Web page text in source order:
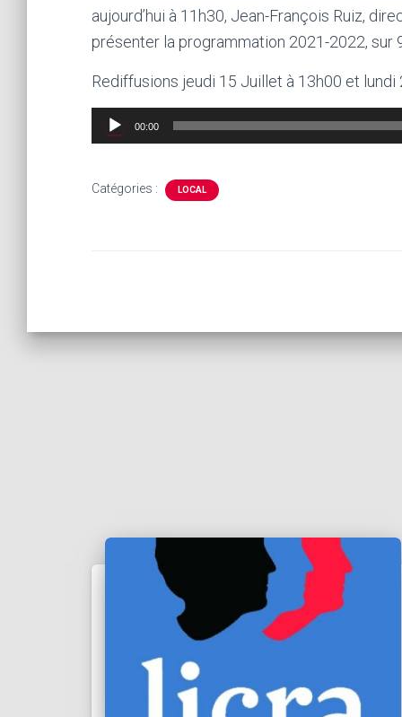
aujourd’hui à 11h30, Jean-François Ruiz,
présenter la programmation 2021-2022, sur
Rediffusions jeudi 15 Juillet à 13h00 et
Lecteur
audio
00:00
Catégories : LOCAL